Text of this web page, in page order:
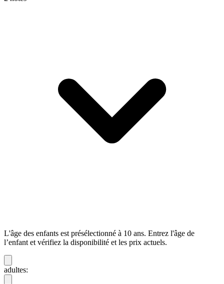
L'âge des enfants est présélectionné à 10 ans. Entrez l'âge de
l’enfant et vérifiez la disponibilité et les prix actuels.
adultes: